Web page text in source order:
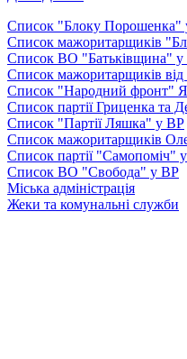
Список "Блоку Порошенка"
Список мажоритарщиків
Список ВО "Батьківщина"
Список мажоритарщиків
Список "Народний фронт"
Список партії Гриценка та
Список "Партії Ляшка" у ВР
Список мажоритарщиків
Список партії "Самопоміч"
Список ВО "Свобода" у ВР
Міська адміністрація
Жеки та комунальні служби